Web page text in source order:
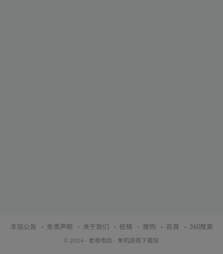
本站公告 免责声明 关于我们 投稿 搜狗 百度 360搜索
© 2024 · 老杨电玩 · 单机游戏下载站